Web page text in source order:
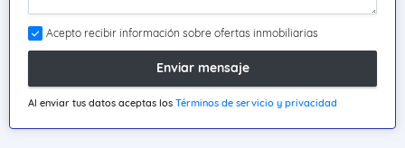
Acepto recibir información sobre ofertas inmobiliarias
Enviar mensaje
Al enviar tus datos aceptas los Términos de servicio y privacidad